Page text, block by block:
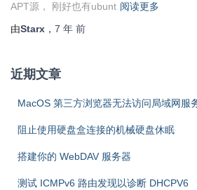
APT源， 刚好也有ubunt 阅读更多
由Starx ， 7 年 前
近期文章
MacOS 第三方浏览器无法访问局域网服
阻止使用硬盘盒连接的机械硬盘休眠
搭建你的 WebDAV 服务器
测试 ICMPv6 路由发现以诊断 DHCPV6